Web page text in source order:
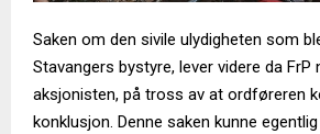
Saken om den sivile ulydigheten som
Stavangers bystyre, lever videre da FrP
aksjonisten, på tross av at ordføreren
konklusjon. Denne saken kunne